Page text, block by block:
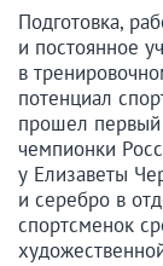
Подготовка,
и постоянное
в
потенциал
прошел
чемпионки
у Елизаветы
и серебро в
спортсменок